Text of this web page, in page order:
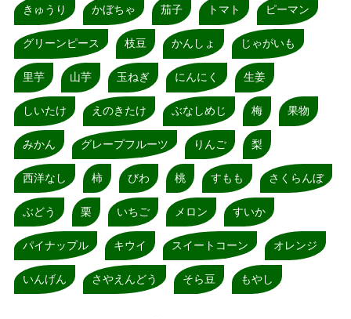
きゅうり かぼちゃ 茄子 トマト ピーマン
グリーンピース 枝豆 かんしょ じゃがいも
里芋 山芋 玉ねぎ にんにく 生姜
しいたけ えのきたけ ぶなしめじ 梅 果物
みかん グレープフルーツ りんご 梨
西洋なし 柿 びわ 桃 すもも さくらんぼ
ぶどう 栗 いちご メロン すいか
パイナップル キウイ スイートコーン オレンジ
いんげん さやえんどう そら豆 もやし